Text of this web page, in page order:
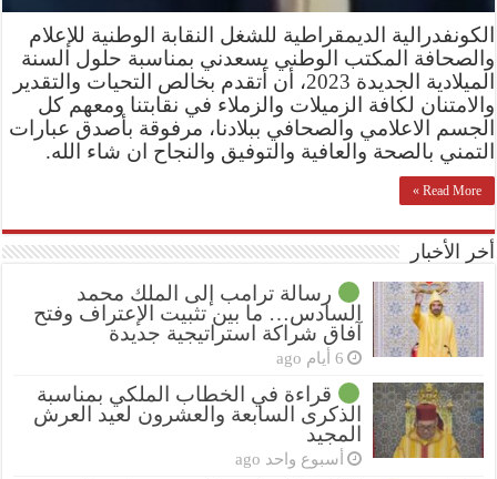
الكونفدرالية الديمقراطية للشغل النقابة الوطنية للإعلام
والصحافة المكتب الوطني يسعدني بمناسبة حلول السنة
الميلادية الجديدة 2023، أن أتقدم بخالص التحيات والتقدير
والامتنان لكافة الزميلات والزملاء في نقابتنا ومعهم كل
الجسم الاعلامي والصحافي ببلادنا، مرفوقة بأصدق عبارات
التمني بالصحة والعافية والتوفيق والنجاح ان شاء الله.
Read More »
أخر الأخبار
رسالة ترامب إلى الملك محمد
السادس… ما بين تثبيت الإعتراف وفتح
آفاق شراكة استراتيجية جديدة
6 أيام ago
قراءة في الخطاب الملكي بمناسبة
الذكرى السابعة والعشرون لعيد العرش
المجيد
أسبوع واحد ago